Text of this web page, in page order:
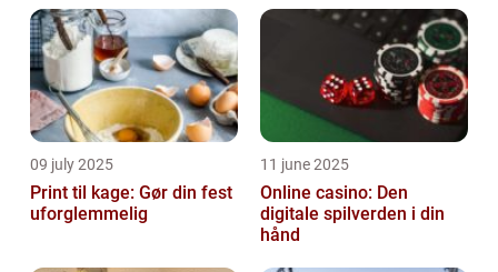
09 july 2025
Print til kage: Gør din fest
uforglemmelig
11 june 2025
Online casino: Den
digitale spilverden i din
hånd